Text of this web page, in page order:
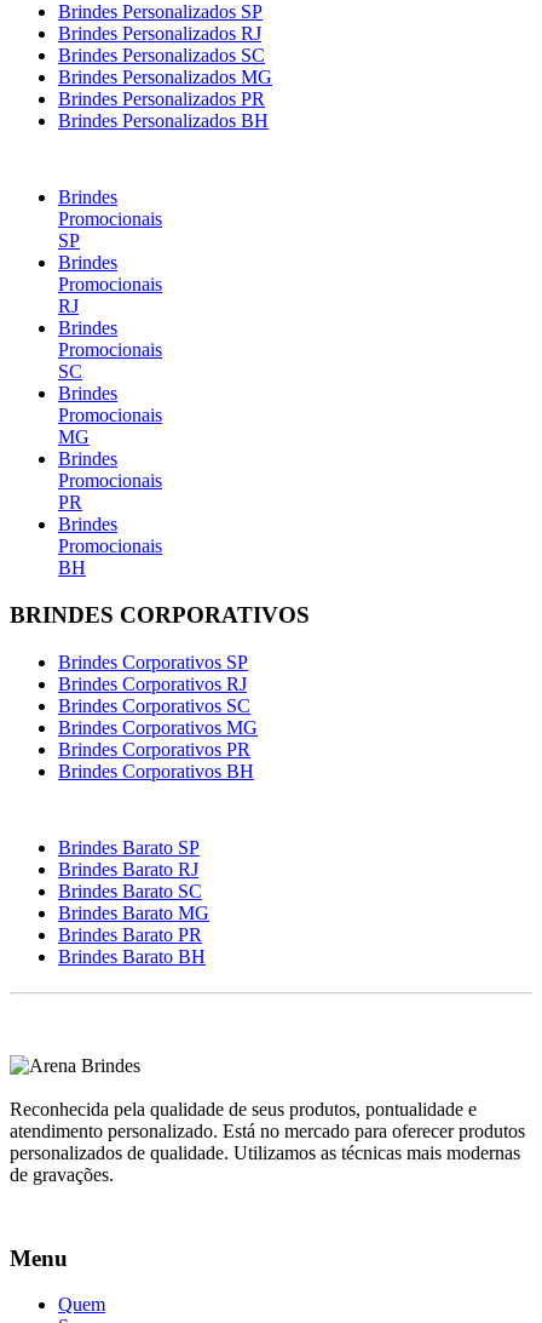
Brindes Personalizados SP
Brindes Personalizados RJ
Brindes Personalizados SC
Brindes Personalizados MG
Brindes Personalizados PR
Brindes Personalizados BH
Brindes
Promocionais
SP
Brindes
Promocionais
RJ
Brindes
Promocionais
SC
Brindes
Promocionais
MG
Brindes
Promocionais
PR
Brindes
Promocionais
BH
BRINDES CORPORATIVOS
Brindes Corporativos SP
Brindes Corporativos RJ
Brindes Corporativos SC
Brindes Corporativos MG
Brindes Corporativos PR
Brindes Corporativos BH
Brindes Barato SP
Brindes Barato RJ
Brindes Barato SC
Brindes Barato MG
Brindes Barato PR
Brindes Barato BH
Reconhecida pela qualidade de seus produtos, pontualidade e
atendimento personalizado. Está no mercado para oferecer produtos
personalizados de qualidade. Utilizamos as técnicas mais modernas
de gravações.
Menu
Quem